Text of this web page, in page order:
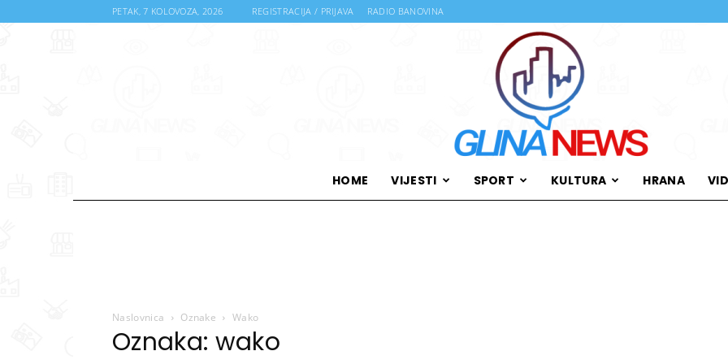
PETAK, 7 KOLOVOZA, 2026 REGISTRACIJA / PRIJAVA RADIO BANOVINA
HOME VIJESTI SPORT KULTURA HRANA
Naslovnica Oznake Wako
Oznaka: wako